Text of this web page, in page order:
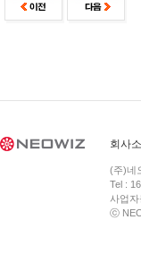
회사
(주)네
Tel :
사업
ⓒ